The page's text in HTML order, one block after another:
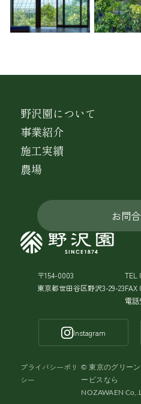
〒154-0003
東京都世田谷区野沢3-29-23
TEL
FAX
電
Instagram
©東京のグリー
ービスなら
NOZAWAEN
プライバシーポリ
シー
野沢園について
事業紹介
施工実績
農場
お問